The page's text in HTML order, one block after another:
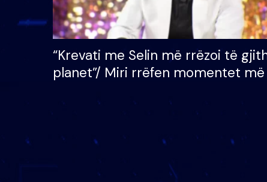
“Krevati me Selin më rrëzoi të
planet”/ Miri rrëfen momentet
mungojë zilja e mëngjesit kur…